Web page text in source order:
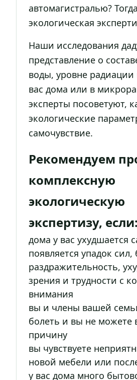
автомагистралью?
экологическая
Наши исследования
представление о
воды, уровне
вас дома или в
эксперты посоветуют,
экологические
самочувствие.
Рекомендуем
комплексную
экологическую
экспертизу, если:
дома у вас ухудшается
появляется упадок сил,
раздражительность,
зрения и трудности с
внимания
вы и члены вашей
болеть и вы не можете
причину
вы чувствуете
новой мебели или
у вас дома много